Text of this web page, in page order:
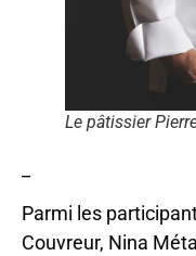
Le pâtissier
Parmi les
Couvreur, Nina